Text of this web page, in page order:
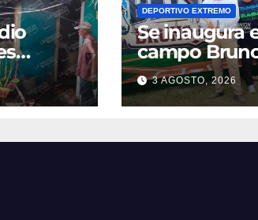
Ávila
DEPORTIVO EXTREMO
Se inaugura
campo
3 AGOSTO, 2026